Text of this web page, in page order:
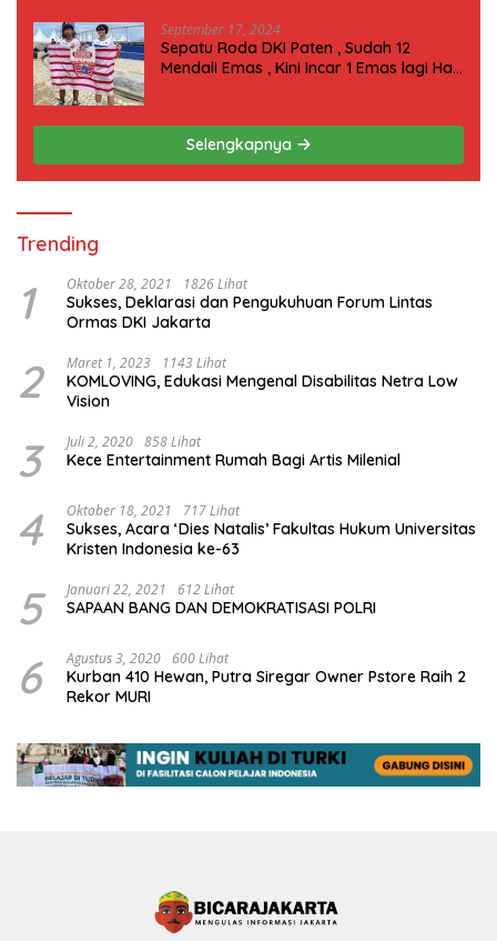
September 17, 2024
Sepatu Roda DKI Paten , Sudah 12
Mendali Emas , Kini Incar 1 Emas lagi Hari
Selengkapnya
Trending
1 Oktober 28, 2021 1826 Lihat
Sukses, Deklarasi dan Pengukuhuan Forum Lintas
Ormas DKI Jakarta
2 Maret 1, 2023 1143 Lihat
KOMLOVING, Edukasi Mengenal Disabilitas Netra Low
Vision
3 Juli 2, 2020 858 Lihat
Kece Entertainment Rumah Bagi Artis Milenial
4 Oktober 18, 2021 717 Lihat
Sukses, Acara ‘Dies Natalis’ Fakultas Hukum Universitas
Kristen Indonesia ke-63
5 Januari 22, 2021 612 Lihat
SAPAAN BANG DAN DEMOKRATISASI POLRI
6 Agustus 3, 2020 600 Lihat
Kurban 410 Hewan, Putra Siregar Owner Pstore Raih 2
Rekor MURI